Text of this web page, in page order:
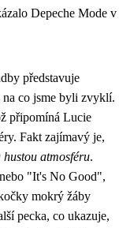
Depeche Mode v
představuje
na co jsme byli zvyklí.
připomíná Lucie
Fakt zajímavý je,
hustou atmosféru.
"It's No Good",
mokrý žáby
pecka, co ukazuje,